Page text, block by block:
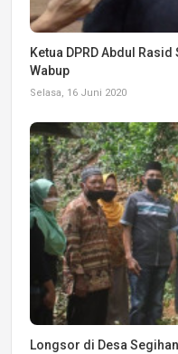
Ketua DPRD Abdul
Wabup
Selasa, 16 Juni 2020
Longsor di Desa